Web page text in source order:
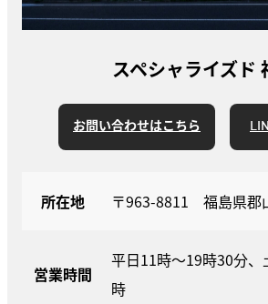
スペシャライズド
お問い合わせはこちら
所在地 〒963-8811 福島県郡
営業時間
平日11時～19時30分
時